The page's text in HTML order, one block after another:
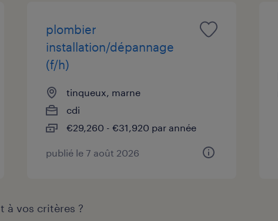
plombier
installation/dépannage
(f/h)
tinqueux, marne
cdi
€29,260 - €31,920 par année
publié le 7 août 2026
à vos critères ?